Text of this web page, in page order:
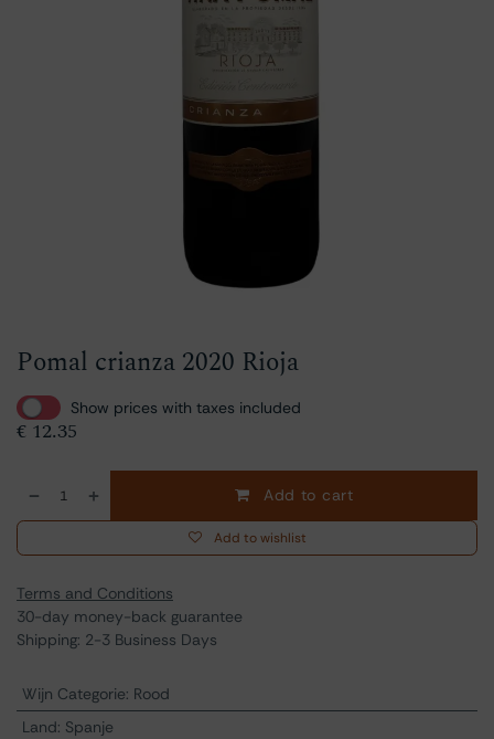
Pomal crianza 2020 Rioja
Show prices with taxes included
€ 12.35
Add to cart
Add to wishlist
Terms and Conditions
30-day money-back guarantee
Shipping: 2-3 Business Days
Wijn Categorie: Rood
Land: Spanje